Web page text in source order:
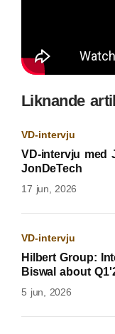
Liknande
VD-intervju
VD-intervju med
JonDeTech
17 jun, 2026
VD-intervju
Hilbert Group:
Biswal about
5 jun, 2026